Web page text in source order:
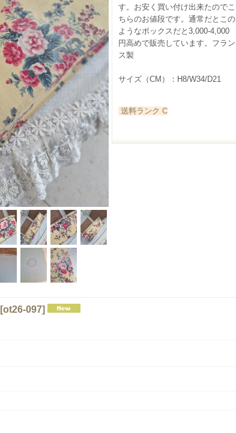
す。お安く買い付け出来たのでこ
ちらのお値段です。通常だとこの
ようなボックスだと3,000-4,000
円高めで販売しています。フラン
ス製
サイズ（CM）：H8/W34/D21
送料ランク C
[ot26-097]